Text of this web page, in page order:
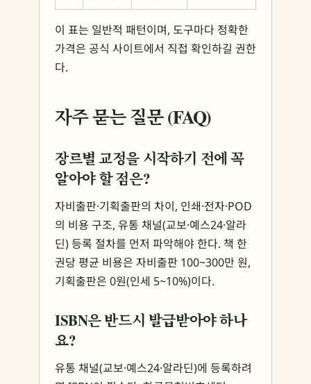
이 표는 일반적 패턴이며, 도구마다 정확한
가격은 공식 사이트에서 직접 확인하길 권한
다.
자주 묻는 질문 (FAQ)
장르별 교정을 시작하기 전에 꼭
알아야 할 점은?
자비출판·기획출판의 차이, 인쇄·전자·POD
의 비용 구조, 유통 채널(교보·예스24·알라
딘) 등록 절차를 먼저 파악해야 한다. 책 한
권당 평균 비용은 자비출판 100~300만 원,
기획출판은 0원(인세 5~10%)이다.
ISBN은 반드시 발급받아야 하나
요?
유통 채널(교보·예스24·알라딘)에 등록하려